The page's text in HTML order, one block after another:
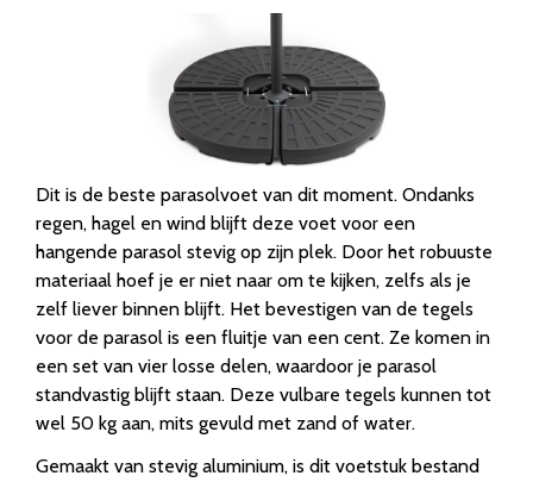
Dit is de beste parasolvoet van dit moment. Ondanks
regen, hagel en wind blijft deze voet voor een
hangende parasol stevig op zijn plek. Door het robuuste
materiaal hoef je er niet naar om te kijken, zelfs als je
zelf liever binnen blijft. Het bevestigen van de tegels
voor de parasol is een fluitje van een cent. Ze komen in
een set van vier losse delen, waardoor je parasol
standvastig blijft staan. Deze vulbare tegels kunnen tot
wel 50 kg aan, mits gevuld met zand of water.
Gemaakt van stevig aluminium, is dit voetstuk bestand